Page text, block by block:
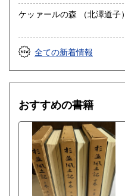
ケッァールの森 （北澤道子）
全ての新着情報
おすすめの書籍